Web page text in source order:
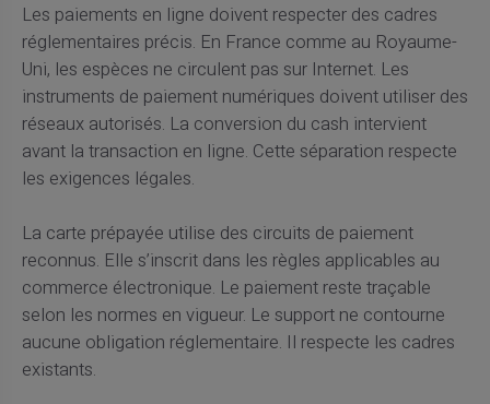
Les paiements en ligne doivent respecter des cadres
réglementaires précis. En France comme au Royaume-
Uni, les espèces ne circulent pas sur Internet. Les
instruments de paiement numériques doivent utiliser des
réseaux autorisés. La conversion du cash intervient
avant la transaction en ligne. Cette séparation respecte
les exigences légales.
La carte prépayée utilise des circuits de paiement
reconnus. Elle s’inscrit dans les règles applicables au
commerce électronique. Le paiement reste traçable
selon les normes en vigueur. Le support ne contourne
aucune obligation réglementaire. Il respecte les cadres
existants.